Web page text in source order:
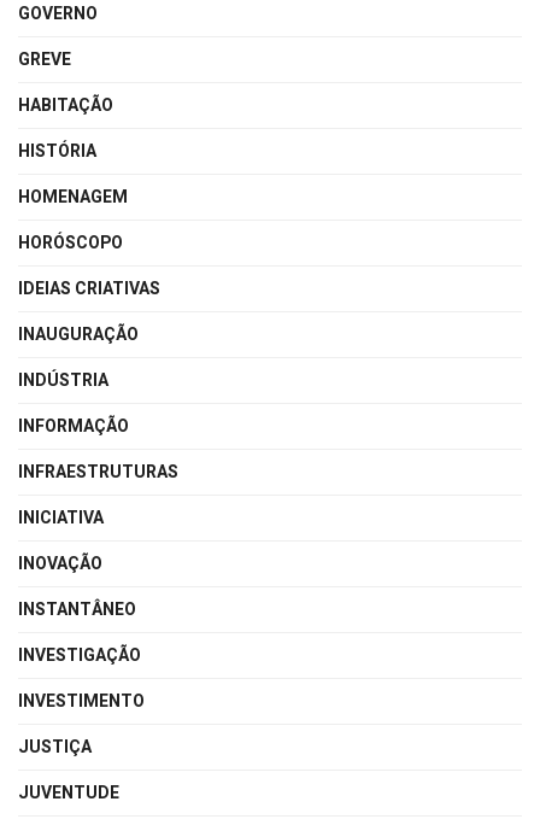
GOVERNO
GREVE
HABITAÇÃO
HISTÓRIA
HOMENAGEM
HORÓSCOPO
IDEIAS CRIATIVAS
INAUGURAÇÃO
INDÚSTRIA
INFORMAÇÃO
INFRAESTRUTURAS
INICIATIVA
INOVAÇÃO
INSTANTÂNEO
INVESTIGAÇÃO
INVESTIMENTO
JUSTIÇA
JUVENTUDE